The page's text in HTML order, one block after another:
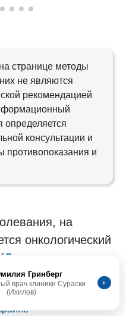
странице методы
не являются
рекомендацией
определяется
консультации и
противопоказания и
на
онкологический
Лечение в
врач клиники Сураски
(Ихилов)
+